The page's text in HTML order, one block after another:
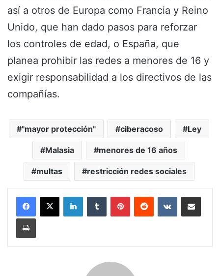
así a otros de Europa como Francia y Reino
Unido, que han dado pasos para reforzar
los controles de edad, o España, que
planea prohibir las redes a menores de 16 y
exigir responsabilidad a los directivos de las
compañías.
"mayor protección" ciberacoso Ley
Malasia menores de 16 años
multas restricción redes sociales
LinkedInTumblr PinterestReddit VKontakteShare via Email
Print